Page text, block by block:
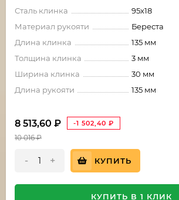
Сталь клинка
95х18
Материал рукояти
Береста
Длина клинка
135 мм
Толщина клинка
3 мм
Ширина клинка
30 мм
Длина рукояти
135 мм
8 513,60 ₽ -1 502,40 ₽
10 016₽
- + КУПИТЬ
КУПИТЬ В 1 КЛИК